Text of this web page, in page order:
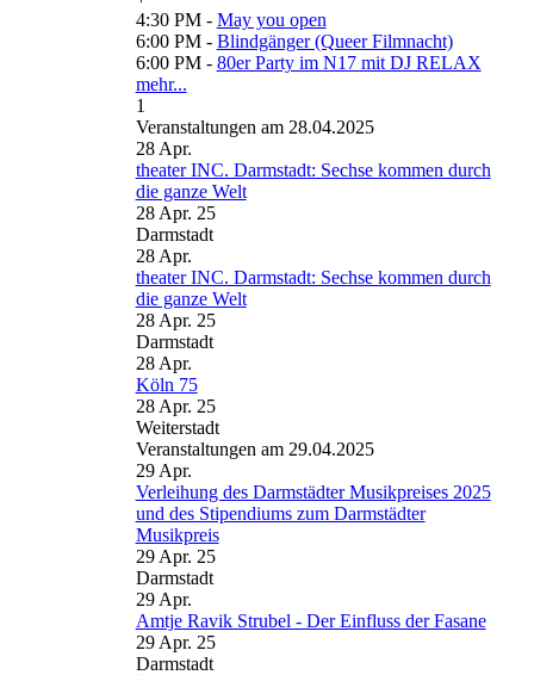
4:30 PM - May you open
6:00 PM - Blindgänger (Queer Filmnacht)
6:00 PM - 80er Party im N17 mit DJ RELAX
mehr...
1
Veranstaltungen am 28.04.2025
28 Apr.
theater INC. Darmstadt: Sechse kommen durch
die ganze Welt
28 Apr. 25
Darmstadt
28 Apr.
theater INC. Darmstadt: Sechse kommen durch
die ganze Welt
28 Apr. 25
Darmstadt
28 Apr.
Köln 75
28 Apr. 25
Weiterstadt
Veranstaltungen am 29.04.2025
29 Apr.
Verleihung des Darmstädter Musikpreises 2025
und des Stipendiums zum Darmstädter
Musikpreis
29 Apr. 25
Darmstadt
29 Apr.
Amtje Ravik Strubel - Der Einfluss der Fasane
29 Apr. 25
Darmstadt